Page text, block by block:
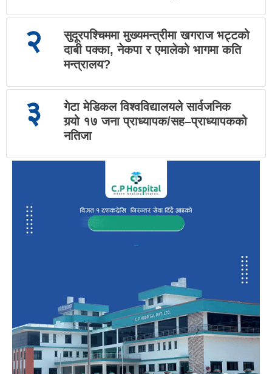
२
सुदूरपश्चिममा मुख्यमन्त्रीमा खगराज भट्टको
दाबी पक्का, नेकपा र एमालेको भागमा कति
मन्त्रालय?
३
गेटा मेडिकल विश्वविद्यालयले सार्वजनिक
गर्‍यो १७ जना प्राध्यापक/सह–प्राध्यापकको
नतिजा